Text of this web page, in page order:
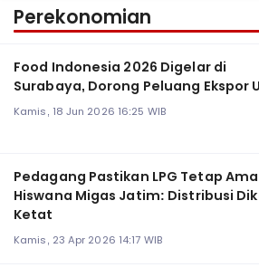
Perekonomian
Food Indonesia 2026 Digelar di
Surabaya, Dorong Peluang Ekspor
Kamis, 18 Jun 2026 16:25 WIB
Pedagang Pastikan LPG Tetap
Hiswana Migas Jatim: Distribusi
Ketat
Kamis, 23 Apr 2026 14:17 WIB